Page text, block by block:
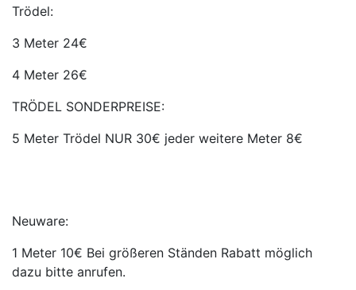
Trödel:
3 Meter 24€
4 Meter 26€
TRÖDEL SONDERPREISE:
5 Meter Trödel NUR 30€ jeder weitere Meter 8€
Neuware:
1 Meter 10€ Bei größeren Ständen Rabatt möglich
dazu bitte anrufen.